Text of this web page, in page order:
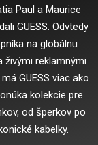
Paul a Maurice
GUESS. Odvtedy
na globálnu
živými reklamnými
GUESS viac ako
kolekcie pre
od šperkov po
kabelky.